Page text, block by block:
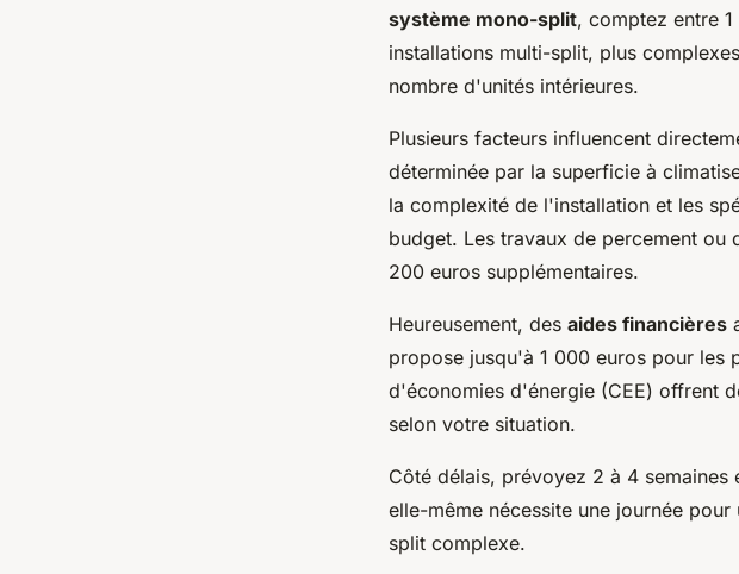
système mono-split, comptez entre
installations multi-split, plus
nombre d'unités intérieures.
Plusieurs facteurs influencent
déterminée par la superficie à
la complexité de l'installation et les
budget. Les travaux de percement ou
200 euros supplémentaires.
Heureusement, des aides financières
propose jusqu'à 1 000 euros pour les
d'économies d'énergie (CEE) offrent
selon votre situation.
Côté délais, prévoyez 2 à 4
elle-même nécessite une journée
split complexe.